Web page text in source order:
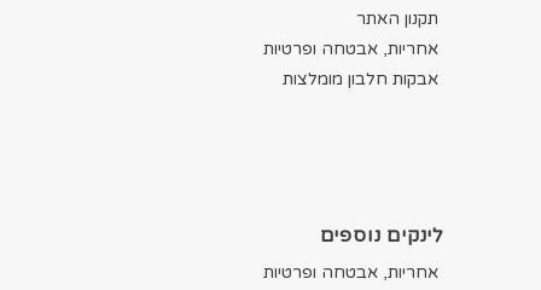
תקנון האתר
אחריות, אבטחה ופרטיות
אבקות חלבון מומלצות
לינקים נוספים
אחריות, אבטחה ופרטיות